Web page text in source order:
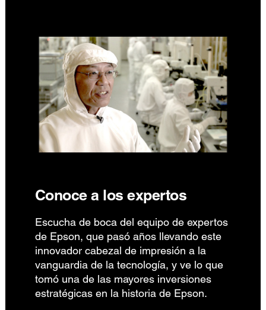
Conoce a los expertos
Escucha de boca del equipo de expertos
de Epson, que pasó años llevando este
innovador cabezal de impresión a la
vanguardia de la tecnología, y ve lo que
tomó una de las mayores inversiones
estratégicas en la historia de Epson.